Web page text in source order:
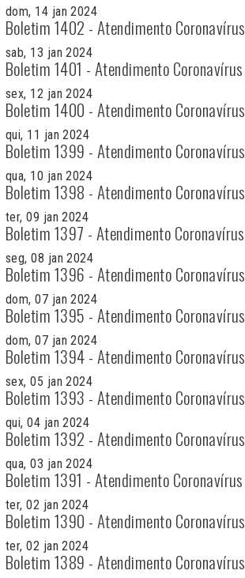
dom, 14 jan 2024
Boletim 1402 - Atendimento Coronavírus
sab, 13 jan 2024
Boletim 1401 - Atendimento Coronavírus
sex, 12 jan 2024
Boletim 1400 - Atendimento Coronavírus
qui, 11 jan 2024
Boletim 1399 - Atendimento Coronavírus
qua, 10 jan 2024
Boletim 1398 - Atendimento Coronavírus
ter, 09 jan 2024
Boletim 1397 - Atendimento Coronavírus
seg, 08 jan 2024
Boletim 1396 - Atendimento Coronavírus
dom, 07 jan 2024
Boletim 1395 - Atendimento Coronavírus
dom, 07 jan 2024
Boletim 1394 - Atendimento Coronavírus
sex, 05 jan 2024
Boletim 1393 - Atendimento Coronavírus
qui, 04 jan 2024
Boletim 1392 - Atendimento Coronavírus
qua, 03 jan 2024
Boletim 1391 - Atendimento Coronavírus
ter, 02 jan 2024
Boletim 1390 - Atendimento Coronavírus
ter, 02 jan 2024
Boletim 1389 - Atendimento Coronavírus